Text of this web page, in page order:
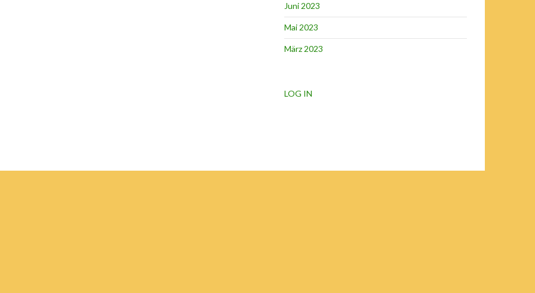
Juni 2023
Mai 2023
März 2023
LOG IN